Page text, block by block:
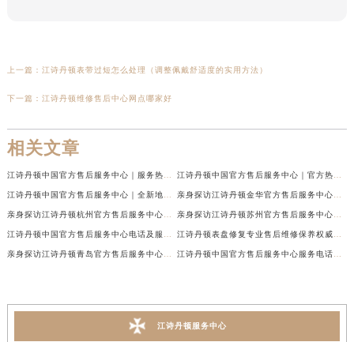
上一篇： 江诗丹顿表带过短怎么处理（调整佩戴舒适度的实用方法）
下一篇： 江诗丹顿维修售后中心网点哪家好
相关文章
江诗丹顿服务中心